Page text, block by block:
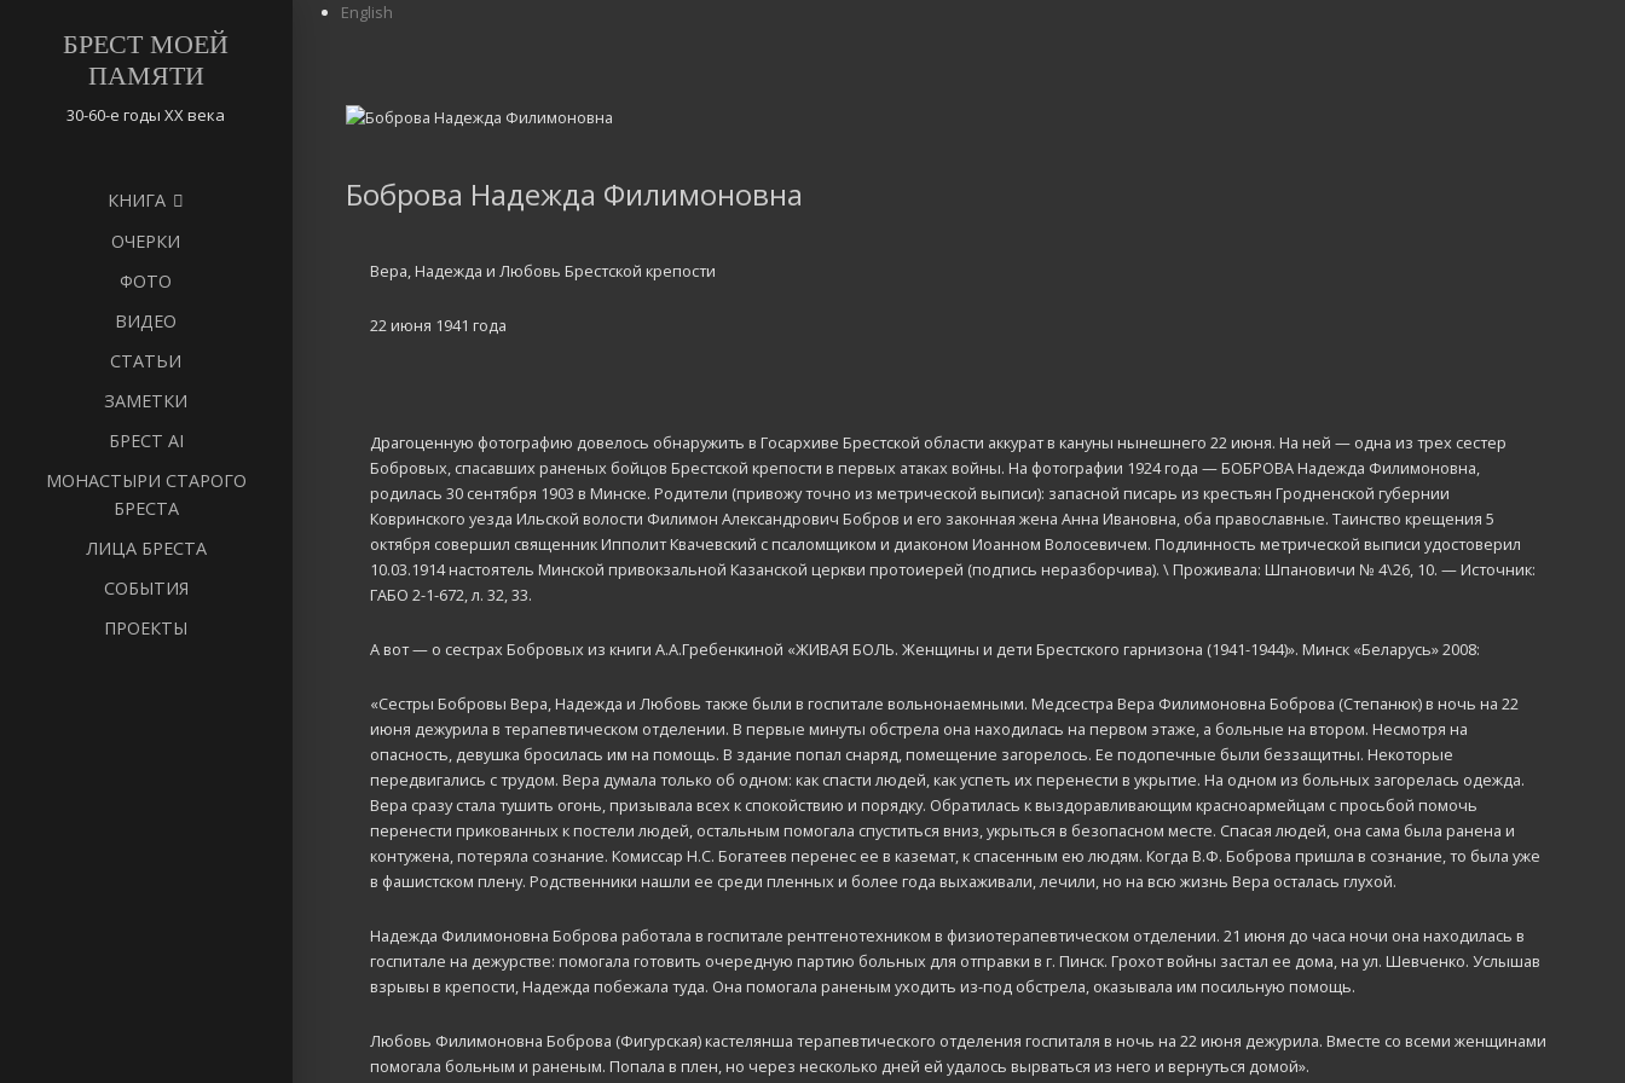
БРЕСТ МОЕЙ
ПАМЯТИ
30-60-е годы ХХ века
КНИГА
ОЧЕРКИ
ФОТО
ВИДЕО
СТАТЬИ
ЗАМЕТКИ
БРЕСТ AI
МОНАСТЫРИ СТАРОГО
БРЕСТА
ЛИЦА БРЕСТА
СОБЫТИЯ
ПРОЕКТЫ
English
Боброва Надежда Филимоновна
Вера, Надежда и Любовь Брестской крепости
22 июня 1941 года
Драгоценную фотографию довелось обнаружить в Госархиве Брестской области аккурат в кануны нынешнего 22 июня. На ней — одна из трех сестер
Бобровых, спасавших раненых бойцов Брестской крепости в первых атаках войны. На фотографии 1924 года — БОБРОВА Надежда Филимоновна,
родилась 30 сентября 1903 в Минске. Родители (привожу точно из метрической выписи): запасной писарь из крестьян Гродненской губернии
Ковринского уезда Ильской волости Филимон Александрович Бобров и его законная жена Анна Ивановна, оба православные. Таинство крещения 5
октября совершил священник Ипполит Квачевский с псаломщиком и диаконом Иоанном Волосевичем. Подлинность метрической выписи удостоверил
10.03.1914 настоятель Минской привокзальной Казанской церкви протоиерей (подпись неразборчива). \ Проживала: Шпановичи № 4\26, 10. — Источник:
ГАБО 2-1-672, л. 32, 33.
А вот — о сестрах Бобровых из книги А.А.Гребенкиной «ЖИВАЯ БОЛЬ. Женщины и дети Брестского гарнизона (1941-1944)». Минск «Беларусь» 2008:
«Сестры Бобровы Вера, Надежда и Любовь также были в госпитале вольнонаемными. Медсестра Вера Филимоновна Боброва (Степанюк) в ночь на 22
июня дежурила в терапевтическом отделении. В первые минуты обстрела она находилась на первом этаже, а больные на втором. Несмотря на
опасность, девушка бросилась им на помощь. В здание попал снаряд, помещение загорелось. Ее подопечные были беззащитны. Некоторые
передвигались с трудом. Вера думала только об одном: как спасти людей, как успеть их перенести в укрытие. На одном из больных загорелась одежда.
Вера сразу стала тушить огонь, призывала всех к спокойствию и порядку. Обратилась к выздоравливающим красноармейцам с просьбой помочь
перенести прикованных к постели людей, остальным помогала спуститься вниз, укрыться в безопасном месте. Спасая людей, она сама была ранена и
контужена, потеряла сознание. Комиссар Н.С. Богатеев перенес ее в каземат, к спасенным ею людям. Когда В.Ф. Боброва пришла в сознание, то была уже
в фашистском плену. Родственники нашли ее среди пленных и более года выхаживали, лечили, но на всю жизнь Вера осталась глухой.
Надежда Филимоновна Боброва работала в госпитале рентгенотехником в физиотерапевтическом отделении. 21 июня до часа ночи она находилась в
госпитале на дежурстве: помогала готовить очередную партию больных для отправки в г. Пинск. Грохот войны застал ее дома, на ул. Шевченко. Услышав
взрывы в крепости, Надежда побежала туда. Она помогала раненым уходить из-под обстрела, оказывала им посильную помощь.
Любовь Филимоновна Боброва (Фигурская) кастелянша терапевтического отделения госпиталя в ночь на 22 июня дежурила. Вместе со всеми женщинами
помогала больным и раненым. Попала в плен, но через несколько дней ей удалось вырваться из него и вернуться домой».